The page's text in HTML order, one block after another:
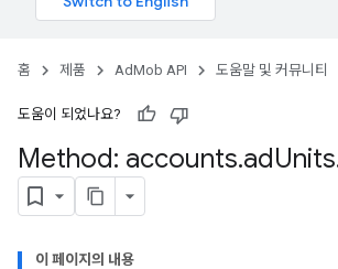
홈 제품 AdMob API 도움말 및 커뮤니티
도움이 되었나요?
Method: accounts.adUnits
이 페이지의 내용